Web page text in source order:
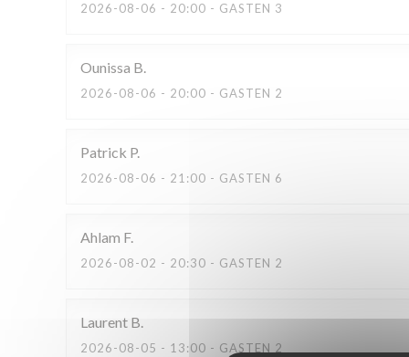
2026-08-06 - 20:00 - GASTEN 3
Ounissa B
2026-08-06 - 20:00 - GASTEN 2
Patrick P
2026-08-06 - 21:00 - GASTEN 6
Ahlam F
2026-08-02 - 20:30 - GASTEN 2
Laurent B
2026-08-05 - 13:00 - GASTEN 2